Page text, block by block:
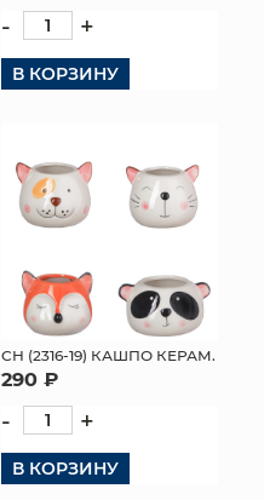
- +
В КОРЗИНУ
СН (2316-19) КАШПО КЕРАМ.
290 ₽
- +
В КОРЗИНУ